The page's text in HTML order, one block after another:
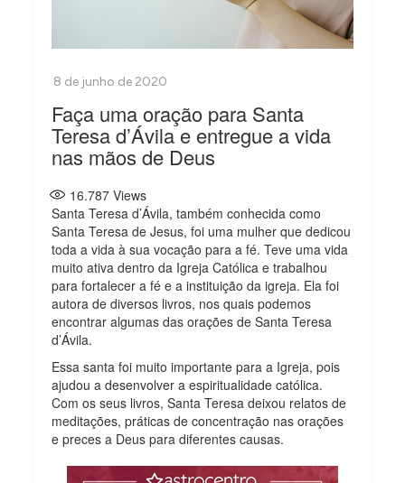
Faça uma oração para Santa
Teresa d’Ávila e entregue a vida
nas mãos de Deus
16.787 Views
Santa Teresa d’Ávila, também conhecida como
Santa Teresa de Jesus, foi uma mulher que dedicou
toda a vida à sua vocação para a fé. Teve uma vida
muito ativa dentro da Igreja Católica e trabalhou
para fortalecer a fé e a instituição da igreja. Ela foi
autora de diversos livros, nos quais podemos
encontrar algumas das orações de Santa Teresa
d’Ávila.
Essa santa foi muito importante para a Igreja, pois
ajudou a desenvolver a espiritualidade católica.
Com os seus livros, Santa Teresa deixou relatos de
meditações, práticas de concentração nas orações
e preces a Deus para diferentes causas.